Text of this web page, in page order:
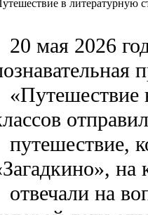
в литературную
20 мая 2026
«Путешествие
путешествие,
на
отвечали на